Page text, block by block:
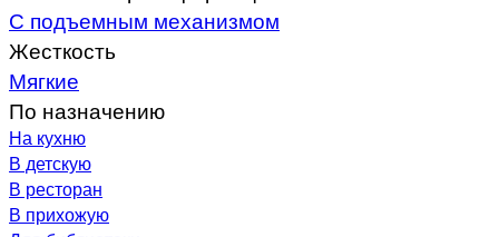
С подъемным механизмом
Жесткость
Мягкие
По назначению
На кухню
В детскую
В ресторан
В прихожую